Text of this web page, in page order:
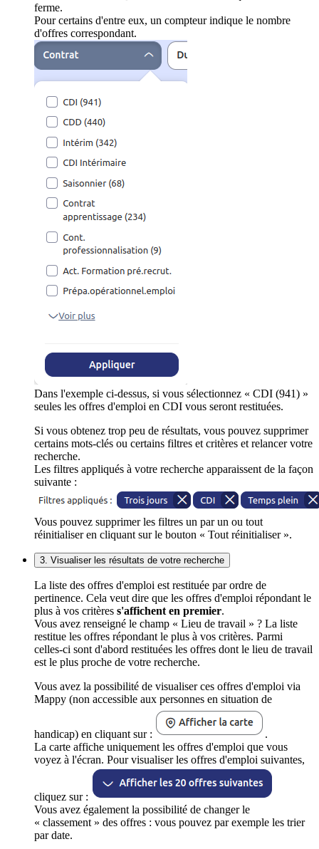
ferme.
Pour certains d'entre eux, un compteur indique le nombre
d'offres correspondant.
Dans l'exemple ci-dessus, si vous sélectionnez « CDI (941) »
seules les offres d'emploi en CDI vous seront restituées.
Si vous obtenez trop peu de résultats, vous pouvez supprimer
certains mots-clés ou certains filtres et critères et relancer votre
recherche.
Les filtres appliqués à votre recherche apparaissent de la façon
suivante :
Vous pouvez supprimer les filtres un par un ou tout
réinitialiser en cliquant sur le bouton « Tout réinitialiser ».
3. Visualiser les résultats de votre recherche
La liste des offres d'emploi est restituée par ordre de
pertinence. Cela veut dire que les offres d'emploi répondant le
plus à vos critères s'affichent en premier.
Vous avez renseigné le champ « Lieu de travail » ? La liste
restitue les offres répondant le plus à vos critères. Parmi
celles-ci sont d'abord restituées les offres dont le lieu de travail
est le plus proche de votre recherche.
Vous avez la possibilité de visualiser ces offres d'emploi via
Mappy (non accessible aux personnes en situation de
handicap) en cliquant sur :
.
La carte affiche uniquement les offres d'emploi que vous
voyez à l'écran. Pour visualiser les offres d'emploi suivantes,
cliquez sur :
Vous avez également la possibilité de changer le
« classement » des offres : vous pouvez par exemple les trier
par date.